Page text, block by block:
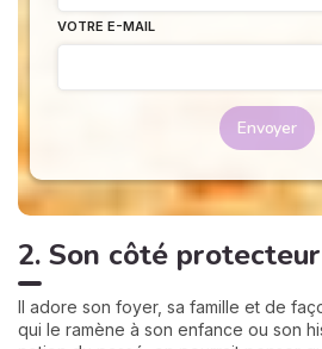
VOTRE E-MAIL
Envoyer
2. Son côté protecteur
Il adore son foyer, sa famille et de
qui le ramène à son enfance ou son